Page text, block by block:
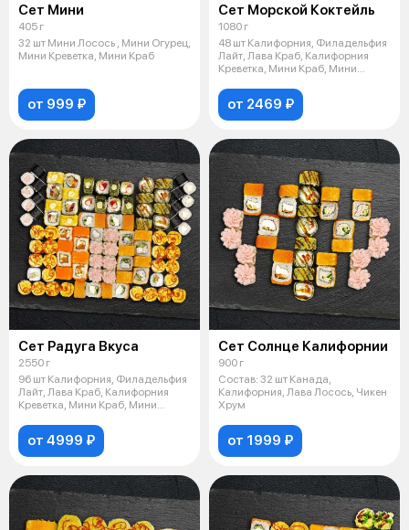
Сет Мини
405 г
32 шт Мини Лосось , Мини Огурец,
Мини Креветка, Мини Краб
от 999 ₽
Сет Морской Коктейль
1080 г
48 шт Калифорния, Филадельфия
Лайт, Лава Краб, Калифорния
Креветка, Мини Краб, Мини
от 2469 ₽
Сет Радуга Вкуса
2550 г
96 шт Калифорния, Филадельфия
Лайт, Лава Краб, Калифорния
Креветка, Мини Краб, Мини
от 4999 ₽
Сет Солнце Калифорнии
900 г
Состав: 32 шт Канада,
Калифорния, Лава Лосось, Чикен
Хрум
от 1999 ₽